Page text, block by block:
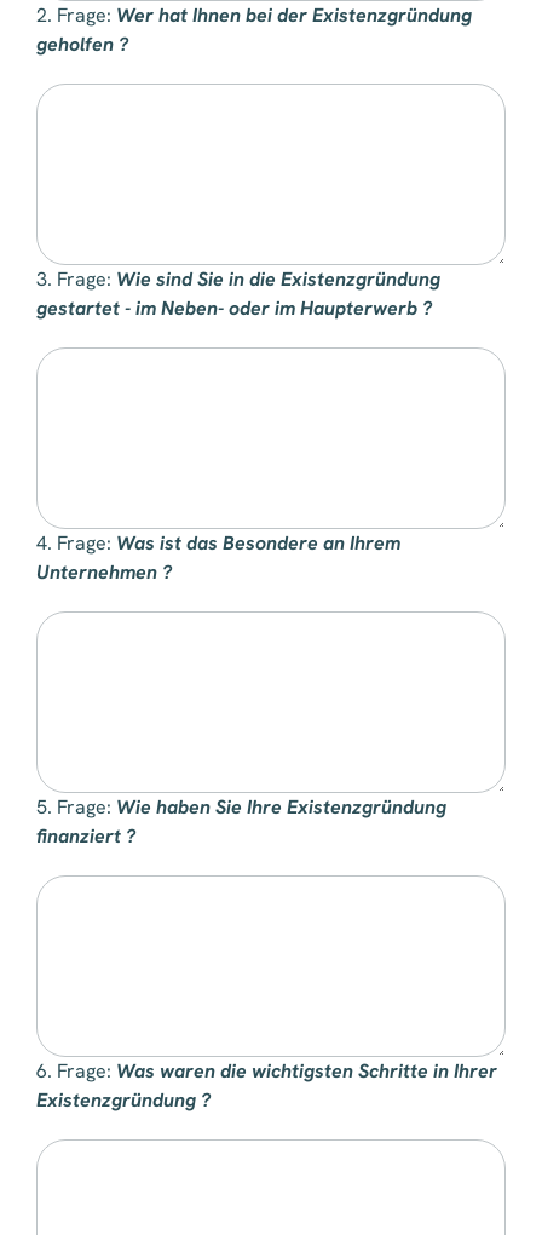
2. Frage: Wer hat Ihnen bei der Existenzgründung
geholfen ?
3. Frage: Wie sind Sie in die Existenzgründung
gestartet - im Neben- oder im Haupterwerb ?
4. Frage: Was ist das Besondere an Ihrem
Unternehmen ?
5. Frage: Wie haben Sie Ihre Existenzgründung
finanziert ?
6. Frage: Was waren die wichtigsten Schritte in Ihrer
Existenzgründung ?